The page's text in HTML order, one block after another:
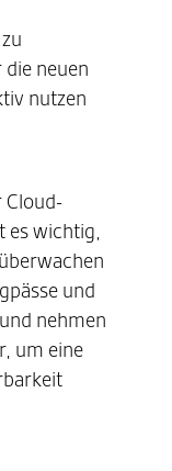
neuen
nutzen
es wichtig,
und
nehmen
um eine